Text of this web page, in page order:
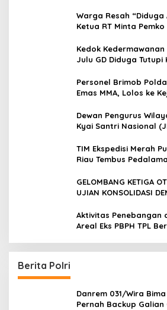
Warga Resah
Ketua RT Minta
Jalan Tanjung Datuk
Kedok Kedermawanan
Julu GD Diduga Tutupi
Personel Brimob
Emas MMA, Lolos ke
Dewan Pengurus
Kyai Santri Nasional
audiensi ke Badan
Politik (Kesbangpol)
TIM Ekspedisi Merah
Riau Tembus
Kepedulian Nyata
GELOMBANG KETIGA
UJIAN KONSOLIDASI
Aktivitas Penebangan
Areal Eks PBPH TPL
Berita Polri
Danrem 031/Wira
Pernah Backup Galian